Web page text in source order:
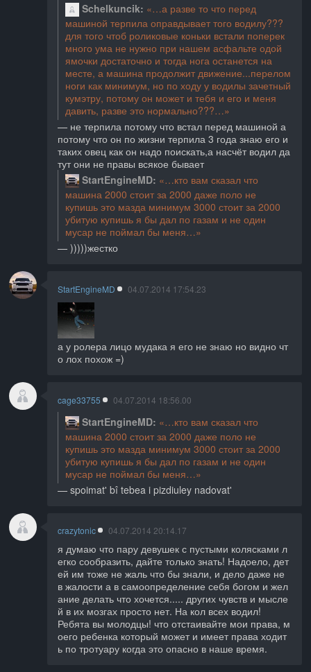
Schelkuncik
а разве то что перед
машиной терпила оправдывает того водилу???
для того чтоб роликовые коньки встали поперек
много ума не нужно при нашем асфальте одой
ямочки достаточно и тогда нога останется на
месте, а машина продолжит движение...перелом
ноги как минимум, но по ходу у водилы зачетный
кумэтру, потому он может и тебя и его и меня
давить, разве это нормально???
не терпила потому что встал перед машиной а
потому что он по жизни терпила 3 года знаю его и
таких овец как он надо поискать,а насчёт водил да
тут они не правы всякое бывает
StartEngineMD
кто вам сказал что
машина 2000 стоит за 2000 даже поло не
купишь это мазда минимум 3000 стоит за 2000
убитую купишь я бы дал по газам и не один
мусар не поймал бы меня
)))))жестко
StartEngineMD 04.07.2014 17:54.23
а у ролера лицо мудака я его не знаю но видно чт
о лох похож =)
cage33755 04.07.2014 18:56.00
StartEngineMD
кто вам сказал что
машина 2000 стоит за 2000 даже поло не
купишь это мазда минимум 3000 стоит за 2000
убитую купишь я бы дал по газам и не один
мусар не поймал бы меня
spoimat' bî tebea i pizdiuley nadovat'
crazytonic 04.07.2014 20:14.17
я думаю что пару девушек с пустыми колясками л
егко сообразить, дайте только знать! Надоело, дет
ей им тоже не жаль что бы знали, и дело даже не
в жалости а в самоопределение себя богом и жел
ание делать что хочется..... других чувств и мысле
й в их мозгах просто нет. На кол всех водил!
Ребята вы молодцы! что отстаивайте мои права, м
оего ребенка который может и имеет права ходит
ь по тротуару когда это опасно в наше время.